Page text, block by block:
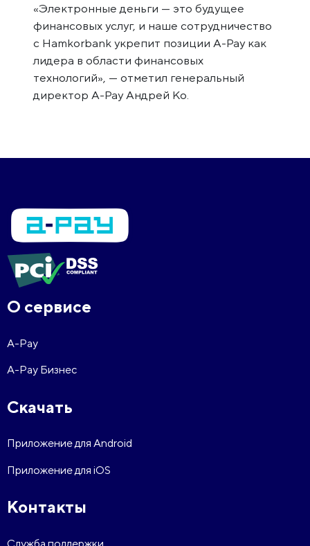
«Электронные деньги — это будущее
финансовых услуг, и наше сотрудничество
с Hamkorbank укрепит позиции A-Pay как
лидера в области финансовых
технологий», — отметил генеральный
директор A-Pay Андрей Ко.
О сервисе
A-Pay
A-Pay Бизнес
Скачать
Приложение для Android
Приложение для iOS
Контакты